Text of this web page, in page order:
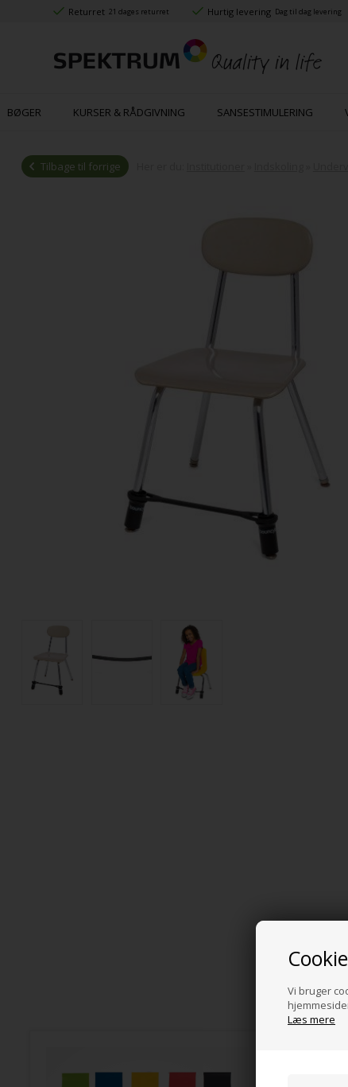
Vi bruger
Læs mere
Returret 21 dages returret Hurtig levering Dag til dag levering
BØGER KURSER & RÅDGIVNING SANSESTIMULERING
Tilbage til forrige